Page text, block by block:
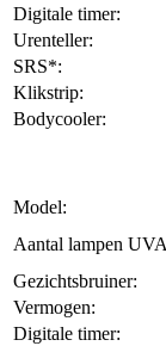
Digitale timer:
Urenteller:
SRS*:
Klikstrip:
Bodycooler:
Model:
Aantal lampen
Gezichtsbruiner:
Vermogen:
Digitale timer: